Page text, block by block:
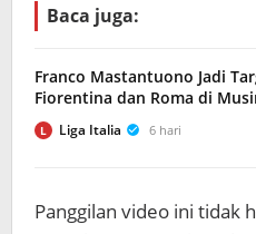
Baca juga:
Franco Mastantuono Jadi
Fiorentina dan Roma di
L Liga Italia 6 hari
Panggilan video ini tidak